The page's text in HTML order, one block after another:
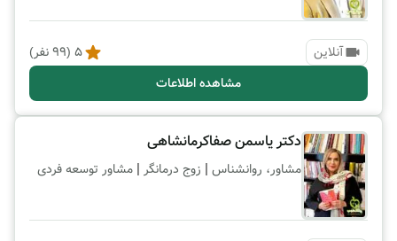
آنلاین 5
(
99نفر)
مشاهده اطلاعات
دکتر یاسمن صفاکرمانشاهی
مشاور، روانشناس | زوج درمانگر | مشاور توسعه فردی